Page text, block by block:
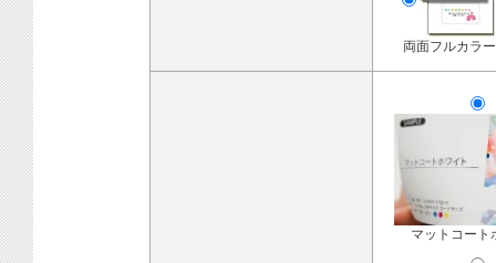
両面フルカラー
マットコート